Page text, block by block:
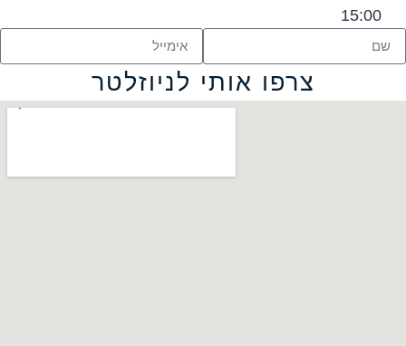
צרפו אותי לניוזלטר